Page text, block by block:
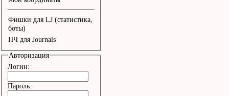
неба.
(о-о-о-о-о-о-е-е
уа, в уголочке неба,
Фишки для LJ (статистика,
боты)
ПЧ для Journals
Авторизация
Логин:
Пароль: